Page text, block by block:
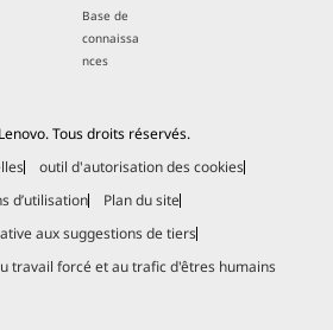
Base de
connaissa
nces
Tous droits réservés.
outil d'autorisation des cookies
d’utilisation
Plan du site
aux suggestions de tiers
travail forcé et au trafic d'êtres humains